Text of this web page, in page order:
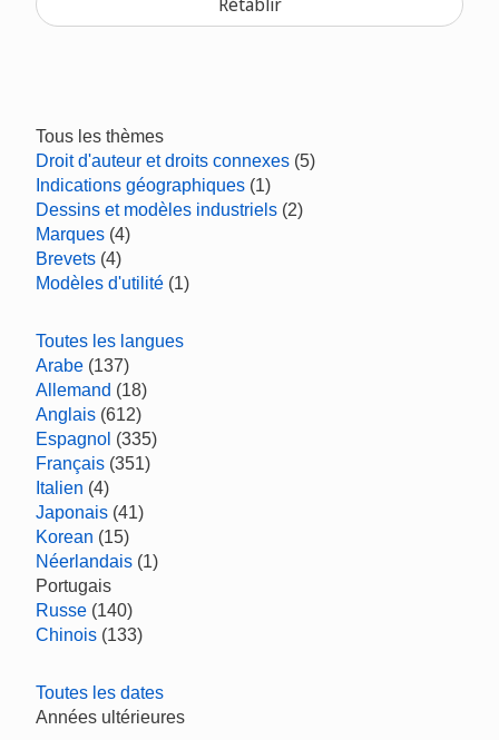
Tous les thèmes
Droit d'auteur et droits connexes (5)
Indications géographiques (1)
Dessins et modèles industriels (2)
Marques (4)
Brevets (4)
Modèles d'utilité (1)
Toutes les langues
Arabe (137)
Allemand (18)
Anglais (612)
Espagnol (335)
Français (351)
Italien (4)
Japonais (41)
Korean (15)
Néerlandais (1)
Portugais
Russe (140)
Chinois (133)
Toutes les dates
Années ultérieures